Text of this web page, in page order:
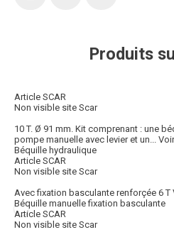
Produits
Article SCAR
Non visible site Scar
10 T. Ø 91 mm. Kit comprenant : une
pompe manuelle avec levier et un...
Béquille hydraulique
Article SCAR
Non visible site Scar
Avec fixation basculante renforçée 6 T
Béquille manuelle fixation basculante
Article SCAR
Non visible site Scar